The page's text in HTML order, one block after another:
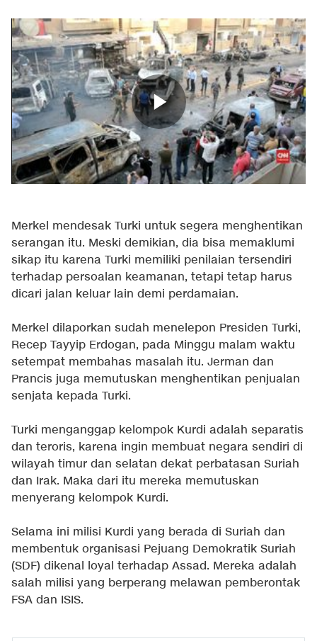
Merkel mendesak Turki untuk segera menghentikan
serangan itu. Meski demikian, dia bisa memaklumi
sikap itu karena Turki memiliki penilaian tersendiri
terhadap persoalan keamanan, tetapi tetap harus
dicari jalan keluar lain demi perdamaian.
Merkel dilaporkan sudah menelepon Presiden Turki,
Recep Tayyip Erdogan, pada Minggu malam waktu
setempat membahas masalah itu. Jerman dan
Prancis juga memutuskan menghentikan penjualan
senjata kepada Turki.
Turki menganggap kelompok Kurdi adalah separatis
dan teroris, karena ingin membuat negara sendiri di
wilayah timur dan selatan dekat perbatasan Suriah
dan Irak. Maka dari itu mereka memutuskan
menyerang kelompok Kurdi.
Selama ini milisi Kurdi yang berada di Suriah dan
membentuk organisasi Pejuang Demokratik Suriah
(SDF) dikenal loyal terhadap Assad. Mereka adalah
salah milisi yang berperang melawan pemberontak
FSA dan ISIS.